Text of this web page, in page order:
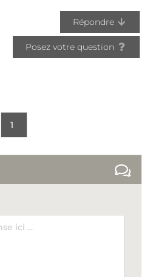
Répondre
Posez votre question
1